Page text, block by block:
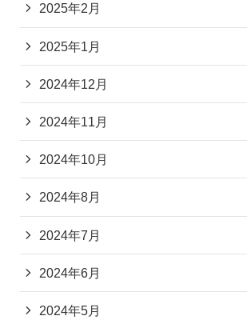
2025年2月
2025年1月
2024年12月
2024年11月
2024年10月
2024年8月
2024年7月
2024年6月
2024年5月